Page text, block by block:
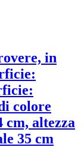
in
colore
cm, altezza
35 cm